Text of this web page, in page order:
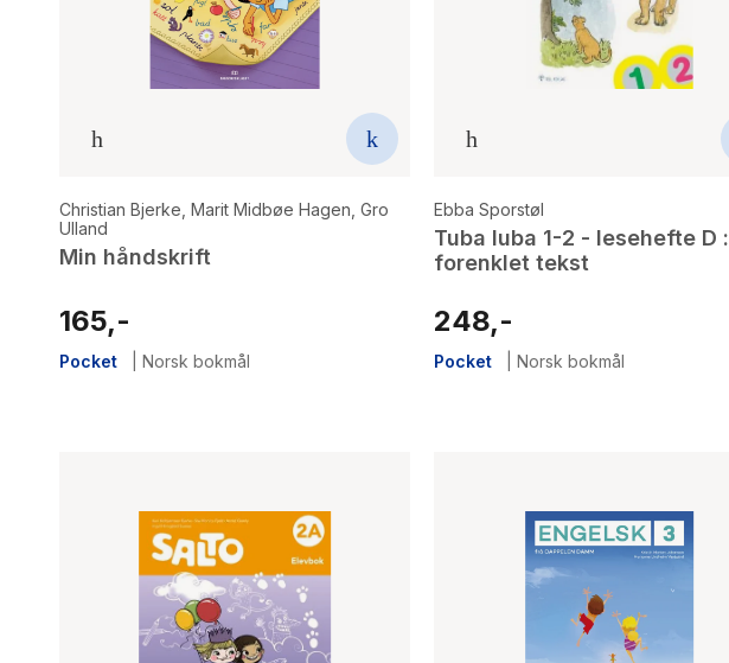
Christian Bjerke, Marit Midbøe Hagen, Gro
Ulland
Min håndskrift
165,-
Pocket Norsk bokmål
Ebba Sporstøl
Tuba luba 1-2 - lesehefte D :
forenklet tekst
248,-
Pocket Norsk bokmål